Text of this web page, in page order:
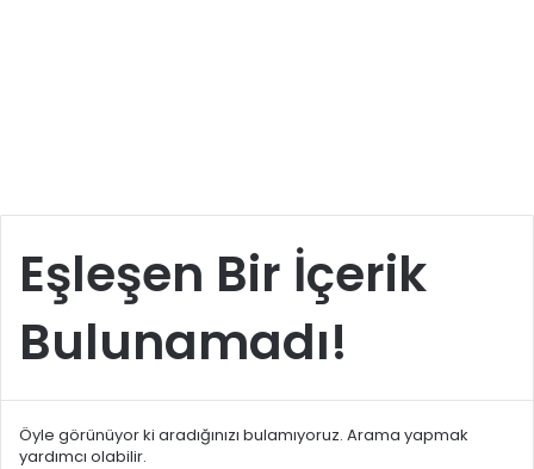
Eşleşen Bir İçerik
Bulunamadı!
Öyle görünüyor ki aradığınızı bulamıyoruz. Arama yapmak
yardımcı olabilir.